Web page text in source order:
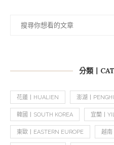
分類丨
花蓮丨HUALIEN 澎湖丨
韓國丨SOUTH KOREA 宜蘭丨
東歐丨EASTERN EUROPE 越南